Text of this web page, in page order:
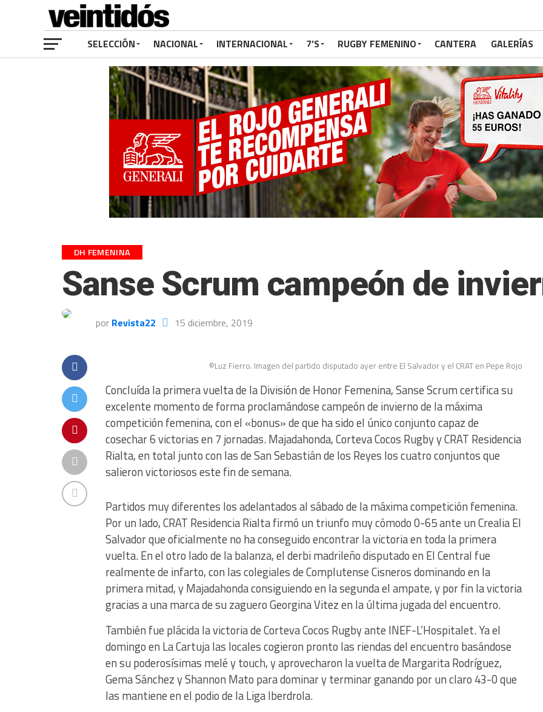
SELECCIÓN NACIONAL INTERNACIONAL 7’S RUGBY FEMENINO CANTERA GALERÍAS
DH FEMENINA
Sanse Scrum campeón de
por Revista22 15 diciembre, 2019
©Luz Fierro. Imagen del partido disputado ayer entre El Salvador y el CRAT en Pepe Rojo
Concluída la primera vuelta de la División de Honor Femenina, Sanse Scrum certifica su
excelente momento de forma proclamándose campeón de invierno de la máxima
competición femenina, con el «bonus» de que ha sido el único conjunto capaz de
cosechar 6 victorias en 7 jornadas. Majadahonda, Corteva Cocos Rugby y CRAT Residencia
Rialta, en total junto con las de San Sebastián de los Reyes los cuatro conjuntos que
salieron victoriosos este fin de semana.
Partidos muy diferentes los adelantados al sábado de la máxima competición femenina.
Por un lado, CRAT Residencia Rialta firmó un triunfo muy cómodo 0-65 ante un Crealia El
Salvador que oficialmente no ha conseguido encontrar la victoria en toda la primera
vuelta. En el otro lado de la balanza, el derbi madrileño disputado en El Central fue
realmente de infarto, con las colegiales de Complutense Cisneros dominando en la
primera mitad, y Majadahonda consiguiendo en la segunda el ampate, y por fin la victoria
gracias a una marca de su zaguero Georgina Vitez en la última jugada del encuentro.
También fue plácida la victoria de Corteva Cocos Rugby ante INEF-L’Hospitalet. Ya el
domingo en La Cartuja las locales cogieron pronto las riendas del encuentro basándose
en su poderosísimas melé y touch, y aprovecharon la vuelta de Margarita Rodríguez,
Gema Sánchez y Shannon Mato para dominar y terminar ganando por un claro 43-0 que
las mantiene en el podio de la Liga Iberdrola.